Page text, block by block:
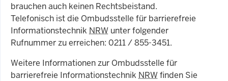
brauchen auch keinen Rechtsbeistand.
Telefonisch ist die Ombudsstelle für barrierefreie
Informationstechnik NRW unter folgender
Rufnummer zu erreichen: 0211 / 855-3451.
Weitere Informationen zur Ombudsstelle für
barrierefreie Informationstechnik NRWfinden Sie